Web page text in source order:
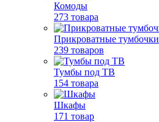
Комоды
273 товара
Прикроватные тумбочки
239 товаров
Тумбы под ТВ
154 товара
Шкафы
171 товар